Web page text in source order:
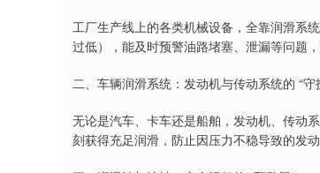
工厂生产线上的各类机械设备，全靠润滑系
过低），能及时预警油路堵塞、泄漏等问题
二、车辆润滑系统：发动机与传动系统的 “守
无论是汽车、卡车还是船舶，发动机、传动
刻获得充足润滑，防止因压力不稳导致的发